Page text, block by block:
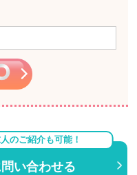
のご紹介も可能！
い合わせる